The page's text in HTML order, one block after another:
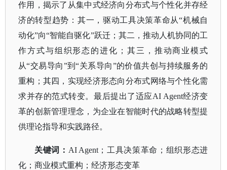
作用，揭示了从集中式经济向分布式与个性化并存经
济的转型趋势：其一，驱动工具决策革命从“机械自
动化”向“智能自驱化”跃迁；其二，推动人机协同的工
作方式与组织形态的进化；其三，推动商业模式
从“交易导向”到“关系导向”的价值共创与持续服务的
重构；其四，实现经济形态向分布式网络与个性化需
求并存的范式转变。最后提出了适应AI Agent经济变
革的创新管理理念，为企业在智能时代的战略转型提
供理论指导和实践路径。
关键词： AI Agent ；工具决策革命；组织形态进
化；商业模式重构；经济形态变革